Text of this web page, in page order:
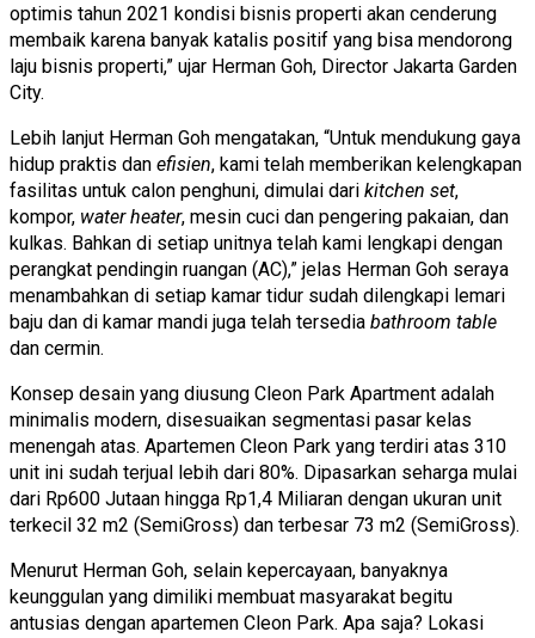
optimis tahun 2021 kondisi bisnis properti akan cenderung
membaik karena banyak katalis positif yang bisa mendorong
laju bisnis properti,” ujar Herman Goh, Director Jakarta Garden
City.
Lebih lanjut Herman Goh mengatakan, “Untuk mendukung gaya
hidup praktis dan efisien, kami telah memberikan kelengkapan
fasilitas untuk calon penghuni, dimulai dari kitchen set,
kompor, water heater, mesin cuci dan pengering pakaian, dan
kulkas. Bahkan di setiap unitnya telah kami lengkapi dengan
perangkat pendingin ruangan (AC),” jelas Herman Goh seraya
menambahkan di setiap kamar tidur sudah dilengkapi lemari
baju dan di kamar mandi juga telah tersedia bathroom table
dan cermin.
Konsep desain yang diusung Cleon Park Apartment adalah
minimalis modern, disesuaikan segmentasi pasar kelas
menengah atas. Apartemen Cleon Park yang terdiri atas 310
unit ini sudah terjual lebih dari 80%. Dipasarkan seharga mulai
dari Rp600 Jutaan hingga Rp1,4 Miliaran dengan ukuran unit
terkecil 32 m2 (SemiGross) dan terbesar 73 m2 (SemiGross).
Menurut Herman Goh, selain kepercayaan, banyaknya
keunggulan yang dimiliki membuat masyarakat begitu
antusias dengan apartemen Cleon Park. Apa saja? Lokasi